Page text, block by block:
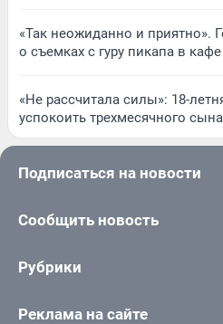
«Так неожиданно и приятно».
о съемках с гуру пикапа в
«Не рассчитала силы»: 18-
успокоить трехмесячного
Подписаться на новости
Сообщить новость
Рубрики
Реклама на сайте